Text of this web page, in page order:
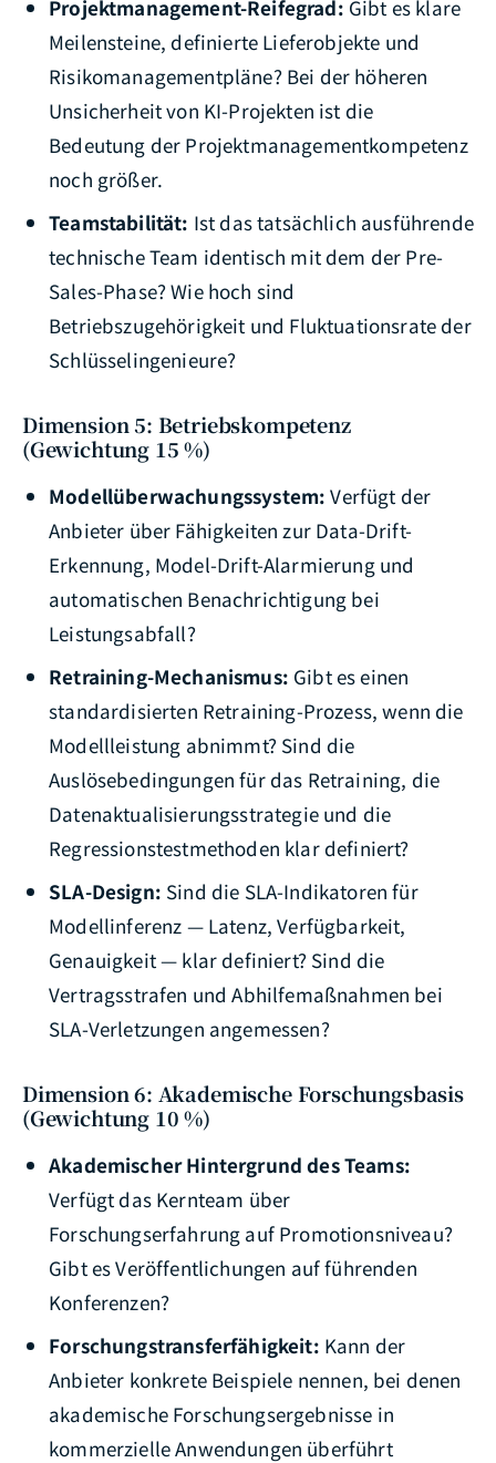
Projektmanagement-Reifegrad: Gibt es klare
Meilensteine, definierte Lieferobjekte und
Risikomanagementpläne? Bei der höheren
Unsicherheit von KI-Projekten ist die
Bedeutung der Projektmanagementkompetenz
noch größer.
Teamstabilität: Ist das tatsächlich ausführende
technische Team identisch mit dem der Pre-
Sales-Phase? Wie hoch sind
Betriebszugehörigkeit und Fluktuationsrate der
Schlüsselingenieure?
Dimension 5: Betriebskompetenz
(Gewichtung 15 %)
Modellüberwachungssystem: Verfügt der
Anbieter über Fähigkeiten zur Data-Drift-
Erkennung, Model-Drift-Alarmierung und
automatischen Benachrichtigung bei
Leistungsabfall?
Retraining-Mechanismus: Gibt es einen
standardisierten Retraining-Prozess, wenn die
Modellleistung abnimmt? Sind die
Auslösebedingungen für das Retraining, die
Datenaktualisierungsstrategie und die
Regressionstestmethoden klar definiert?
SLA-Design: Sind die SLA-Indikatoren für
Modellinferenz — Latenz, Verfügbarkeit,
Genauigkeit — klar definiert? Sind die
Vertragsstrafen und Abhilfemaßnahmen bei
SLA-Verletzungen angemessen?
Dimension 6: Akademische Forschungsbasis
(Gewichtung 10 %)
Akademischer Hintergrund des Teams:
Verfügt das Kernteam über
Forschungserfahrung auf Promotionsniveau?
Gibt es Veröffentlichungen auf führenden
Konferenzen?
Forschungstransferfähigkeit: Kann der
Anbieter konkrete Beispiele nennen, bei denen
akademische Forschungsergebnisse in
kommerzielle Anwendungen überführt